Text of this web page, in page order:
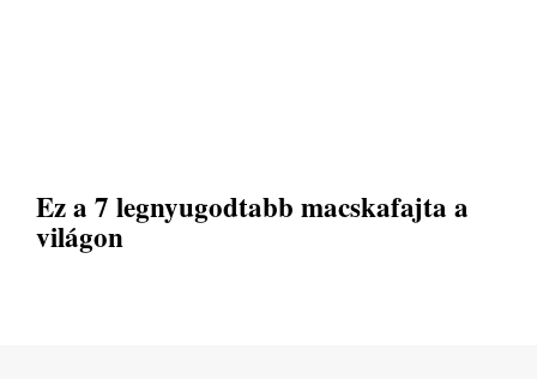
Ez a 7 legnyugodtabb macskafajta a
világon